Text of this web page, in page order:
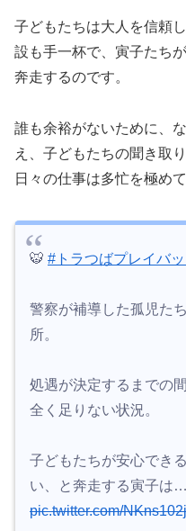
子どもたちは大人を信頼
設も手一杯で、寅子たち
奔走するのです。
誰も余裕がないために、
え、子どもたちの聞き取
日々の仕事は多忙を極め
🐯 #トラつばプレイバッ
警察が補導した孤児た
所。
処遇が決定するまでの
全く足りない状況。
子どもたちが安心でき
い、と奔走する寅子は…
pic.twitter.com/